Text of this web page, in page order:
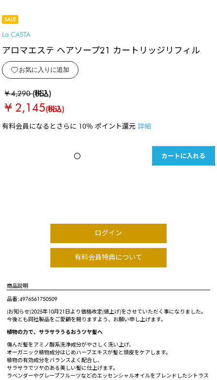
SALE
La CASTA
アロマエステ ヘアソープ21 カートリッジリフィル
お気に入りに追加
¥ 4,290(税込)
¥ 2,145(税込)
有料会員になるとさらに 10％ ポイント還元詳細
〇 カートに入れる
ログイン
有料会員特典について
商品説明
品番:4976561750509
(お知らせ)2025年10月21日より価格改定(値上げ)をさせていただく事になりました。
今後とも同社製品をご愛顧を賜りますよう、お願い申し上げます。
植物の力で、サラサラうるおうツヤ髪へ
傷んだ髪をアミノ酸系洗浄成分がやさしく洗い上げ、
オーガニック植物成分はじめハーブエキスが髪と頭皮をケアします。
植物の有効成分をバランスよく配合し、
サラサラでツヤのある美しい髪に仕上げます。
ラベンダーやグレープフルーツなどのエッセンシャルオイルをブレンドしたシトラス